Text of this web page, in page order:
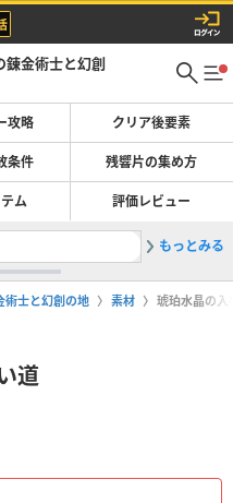
錬金術士と幻創
攻略 クリア後要素
条件 残響片の集め方
ム 評価レビュー
2序章か
もっとみる
術士と幻創の地 素材 琥珀水晶の入
道